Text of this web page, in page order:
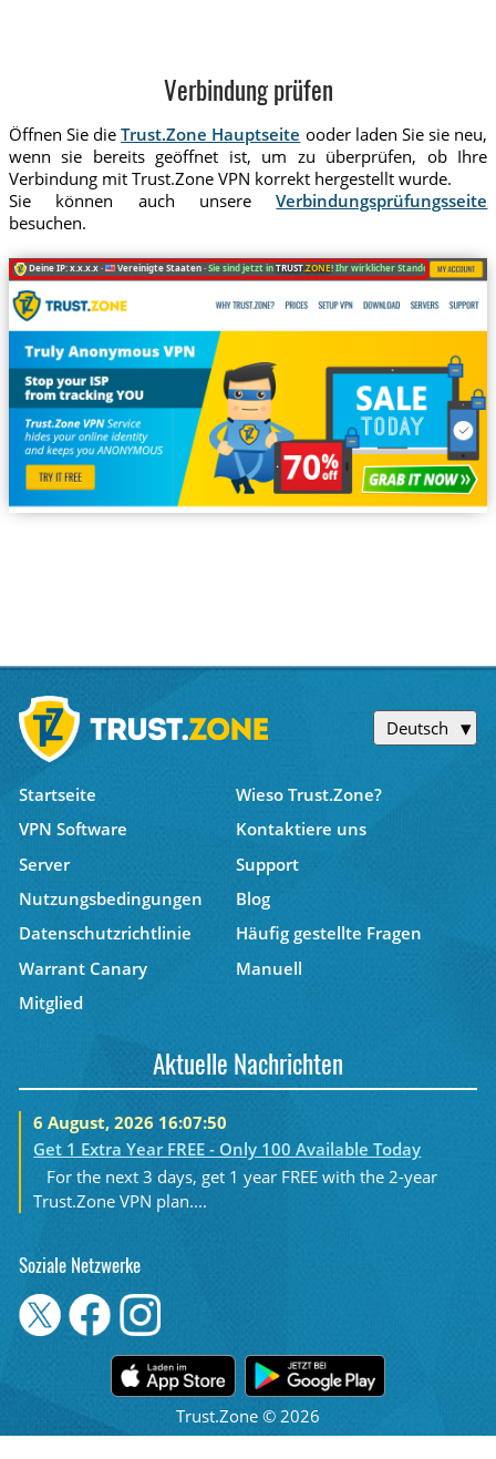
Verbindung prüfen
Öffnen Sie dieTrust.Zone Hauptseite ooder laden Sie sie neu,
wenn sie bereits geöffnet ist, um zu überprüfen, ob Ihre
Verbindung mit Trust.Zone VPN korrekt hergestellt wurde.
Sie können auch unsereVerbindungsprüfungsseite
besuchen.
Deine IP: x.x.x.x · Vereinigte Staaten ·Sie sind jetzt inTRUST.ZONE! Ihr wirklicher Standort ist
Deutsch
Startseite
Wieso Trust.Zone?
VPN Software
Kontaktiere uns
Server
Support
Nutzungsbedingungen
Blog
Datenschutzrichtlinie
Häufig gestellte Fragen
Warrant Canary
Manuell
Mitglied
Aktuelle Nachrichten
6 August, 2026 16:07:50
Get 1 Extra Year FREE - Only 100 Available Today
For the next 3 days, get 1 year FREE with the 2-year
Trust.Zone VPN plan....
Soziale Netzwerke
Trust.Zone © 2026